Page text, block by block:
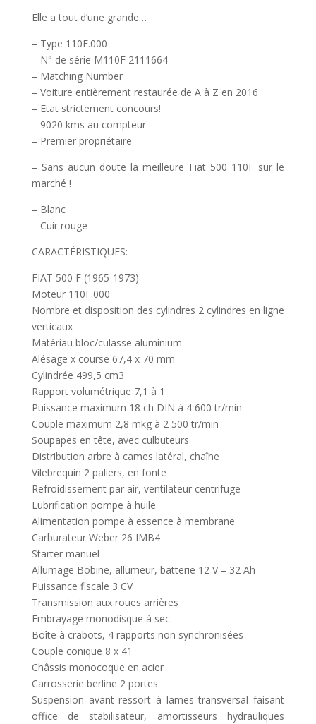
Elle a tout d’une grande…
– Type 110F.000
– N° de série M110F 2111664
– Matching Number
– Voiture entièrement restaurée de A à Z en 2016
– Etat strictement concours!
– 9020 kms au compteur
– Premier propriétaire
– Sans aucun doute la meilleure Fiat 500 110F sur le
marché !
– Blanc
– Cuir rouge
CARACTÉRISTIQUES:
FIAT 500 F (1965-1973)
Moteur 110F.000
Nombre et disposition des cylindres 2 cylindres en ligne
verticaux
Matériau bloc/culasse aluminium
Alésage x course 67,4 x 70 mm
Cylindrée 499,5 cm3
Rapport volumétrique 7,1 à 1
Puissance maximum 18 ch DIN à 4 600 tr/min
Couple maximum 2,8 mkg à 2 500 tr/min
Soupapes en tête, avec culbuteurs
Distribution arbre à cames latéral, chaîne
Vilebrequin 2 paliers, en fonte
Refroidissement par air, ventilateur centrifuge
Lubrification pompe à huile
Alimentation pompe à essence à membrane
Carburateur Weber 26 IMB4
Starter manuel
Allumage Bobine, allumeur, batterie 12 V – 32 Ah
Puissance fiscale 3 CV
Transmission aux roues arrières
Embrayage monodisque à sec
Boîte à crabots, 4 rapports non synchronisées
Couple conique 8 x 41
Châssis monocoque en acier
Carrosserie berline 2 portes
Suspension avant ressort à lames transversal faisant
office de stabilisateur, amortisseurs hydrauliques